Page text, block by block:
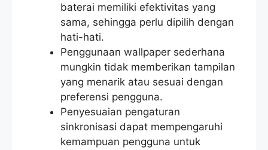
baterai memiliki efektivitas yang
sama, sehingga perlu dipilih dengan
hati-hati.
Penggunaan wallpaper sederhana
mungkin tidak memberikan tampilan
yang menarik atau sesuai dengan
preferensi pengguna.
Penyesuaian pengaturan
sinkronisasi dapat mempengaruhi
kemampuan pengguna untuk